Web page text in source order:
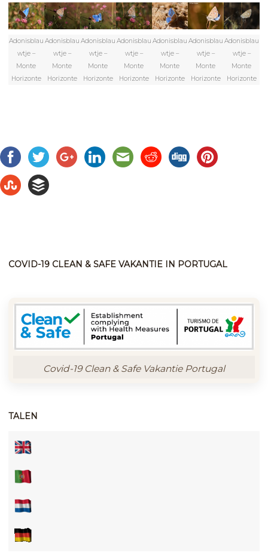
Adonisblau
wtje –
Monte
Horizonte
Adonisblau
wtje –
Monte
Horizonte
Adonisblau
wtje –
Monte
Horizonte
Adonisblau
wtje –
Monte
Horizonte
Adonisblau
wtje –
Monte
Horizonte
Adonisblau
wtje –
Monte
Horizonte
Adonisblau
wtje –
Monte
Horizonte
COVID-19 CLEAN & SAFE VAKANTIE IN PORTUGAL
Covid-19 Clean & Safe Vakantie Portugal
TALEN